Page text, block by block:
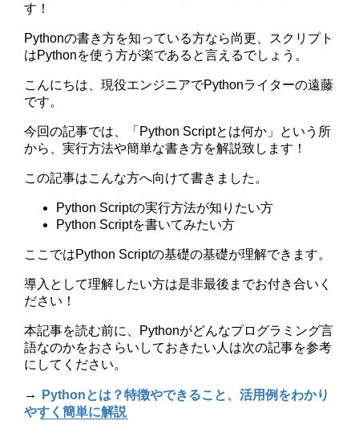
す！
Pythonの書き方を知っている方なら尚更、スクリプト
はPythonを使う方が楽であると言えるでしょう。
こんにちは、現役エンジニアでPythonライターの遠藤
です。
今回の記事では、「Python Scriptとは何か」という所
から、実行方法や簡単な書き方を解説致します！
この記事はこんな方へ向けて書きました。
Python Scriptの実行方法が知りたい方
Python Scriptを書いてみたい方
ここではPython Scriptの基礎の基礎が理解できます。
導入として理解したい方は是非最後までお付き合いく
ださい！
本記事を読む前に、Pythonがどんなプログラミング言
語なのかをおさらいしておきたい人は次の記事を参考
にしてください。
→ Pythonとは？特徴やできること、活用例をわかり
やすく簡単に解説